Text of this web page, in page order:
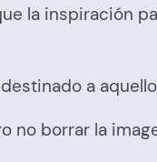
la inspiración
a
no borrar la